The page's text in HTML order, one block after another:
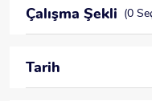
Çalışma Şekli (0
Tarih